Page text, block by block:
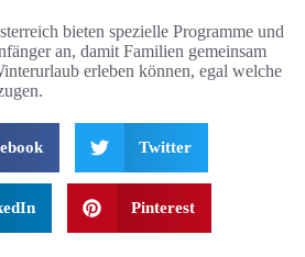
bieten spezielle Programme und
an, damit Familien gemeinsam
erleben können, egal welche
Twitter
Pinterest